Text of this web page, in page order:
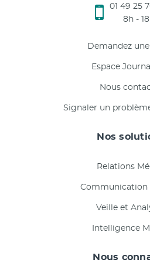
01 49 25
8h -
Demandez
Espace
Nous
Signaler un
Nos
Relations
Communication
Veille et
Intelligence
Nous